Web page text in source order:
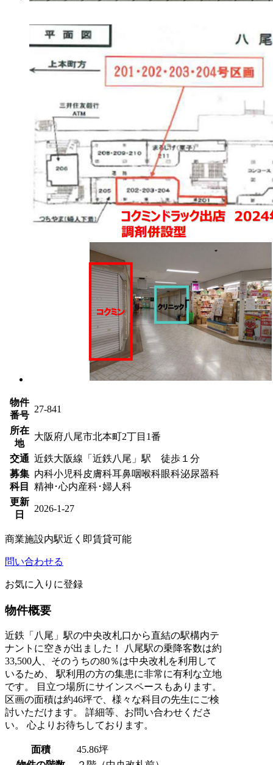
物件
番号
27-841
所在
地
大阪府八尾市北本町2丁目1番
交通 近鉄大阪線「近鉄八尾」駅 徒歩１分
募集
科目
内科小児科皮膚科耳鼻咽喉科眼科泌尿器科
精神･心内産科･婦人科
更新
日
2026-1-27
商業施設内駅近く 即賃貸可能
問い合わせる
お気に入りに登録
物件概要
近鉄「八尾」駅の中央改札口から直結の駅構内テ
ナントに空きが出ました！ 八尾駅の乗降客数は約
33,500人、そのうちの80％は中央改札を利用して
いるため、 駅利用の方の集患に非常に有利な立地
です。 目立つ場所にサインスペースもあります。
区画の面積は約46坪で、様々な科目の先生にご検
討いただけます。 詳細等、お問い合わせくださ
い。 心よりお待ちしております。
面積
45.86坪